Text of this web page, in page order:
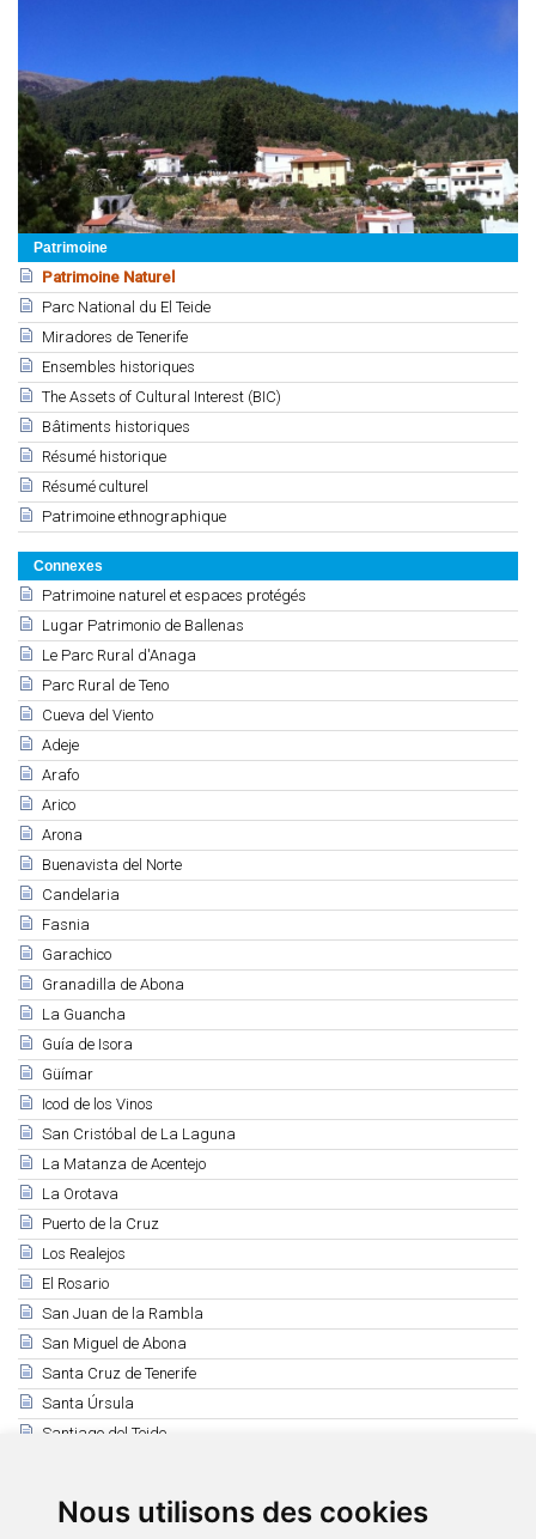
Nous utilisons des cookies
Patrimoine
Patrimoine Naturel
Parc National du El Teide
Miradores de Tenerife
Ensembles historiques
The Assets of Cultural Interest (BIC)
Bâtiments historiques
Résumé historique
Résumé culturel
Patrimoine ethnographique
Connexes
Patrimoine naturel et espaces protégés
Lugar Patrimonio de Ballenas
Le Parc Rural d'Anaga
Parc Rural de Teno
Cueva del Viento
Adeje
Arafo
Arico
Arona
Buenavista del Norte
Candelaria
Fasnia
Garachico
Granadilla de Abona
La Guancha
Guía de Isora
Güímar
Icod de los Vinos
San Cristóbal de La Laguna
La Matanza de Acentejo
La Orotava
Puerto de la Cruz
Los Realejos
El Rosario
San Juan de la Rambla
San Miguel de Abona
Santa Cruz de Tenerife
Santa Úrsula
Santiago del Teide
Tacoronte